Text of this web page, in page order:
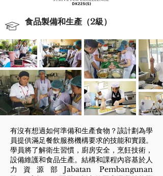
食品製備和生產（2級）
有沒有想過如何準備和生產食物？該計劃為學
員提供滿足餐飲服務機構要求的技能和實踐。
學員將了解衛生習慣，廚房安全，烹飪技術，
設備維護和食品生產。結構和課程內容基於人
力資源部Jabatan Pembangunan